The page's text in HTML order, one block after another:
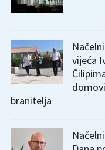
vijeća
branitelja